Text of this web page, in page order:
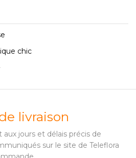
chic
livraison
jours et délais précis de
sur le site de Teleflora